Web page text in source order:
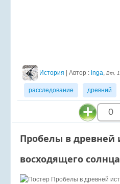
История | Автор : inga, Вт,
расследование древний
0
Пробелы в древней
восходящего солнца